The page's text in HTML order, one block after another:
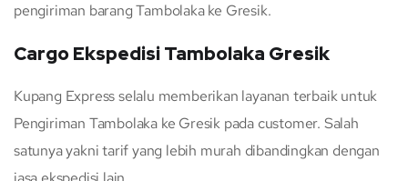
pengiriman barang Tambolaka ke Gresik.
Cargo Ekspedisi Tambolaka Gresik
Kupang Express selalu memberikan layanan terbaik untuk
Pengiriman Tambolaka ke Gresik pada customer. Salah
satunya yakni tarif yang lebih murah dibandingkan dengan